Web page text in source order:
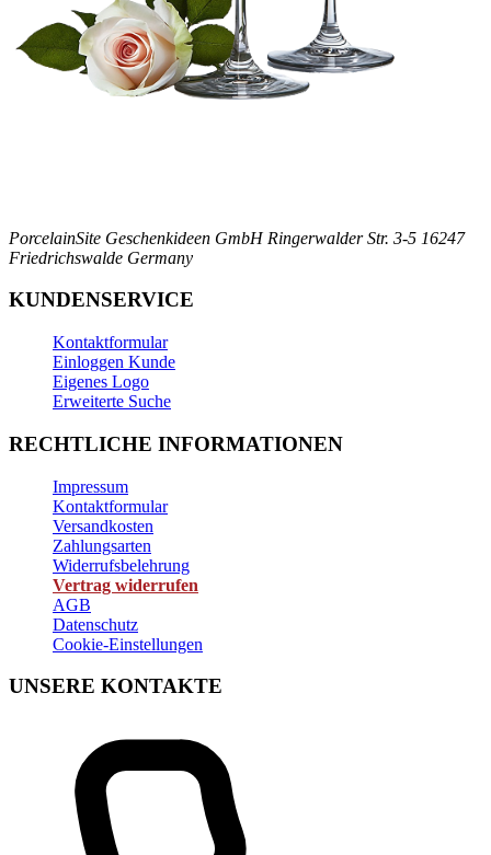
PorcelainSite Geschenkideen GmbH Ringerwalder Str. 3-5 16247
Friedrichswalde Germany
KUNDENSERVICE
Kontaktformular
Einloggen Kunde
Eigenes Logo
Erweiterte Suche
RECHTLICHE INFORMATIONEN
Impressum
Kontaktformular
Versandkosten
Zahlungsarten
Widerrufsbelehrung
Vertrag widerrufen
AGB
Datenschutz
Cookie-Einstellungen
UNSERE KONTAKTE